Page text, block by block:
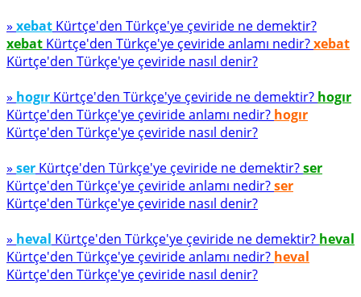
» xebat Kürtçe'den Türkçe'ye çeviride ne demektir?
xebat Kürtçe'den Türkçe'ye çeviride anlamı nedir?xebat
Kürtçe'den Türkçe'ye çeviride nasıl denir?
» hogır Kürtçe'den Türkçe'ye çeviride ne demektir? hogır
Kürtçe'den Türkçe'ye çeviride anlamı nedir? hogır
Kürtçe'den Türkçe'ye çeviride nasıl denir?
» ser Kürtçe'den Türkçe'ye çeviride ne demektir?ser
Kürtçe'den Türkçe'ye çeviride anlamı nedir?ser
Kürtçe'den Türkçe'ye çeviride nasıl denir?
» heval Kürtçe'den Türkçe'ye çeviride ne demektir? heval
Kürtçe'den Türkçe'ye çeviride anlamı nedir? heval
Kürtçe'den Türkçe'ye çeviride nasıl denir?